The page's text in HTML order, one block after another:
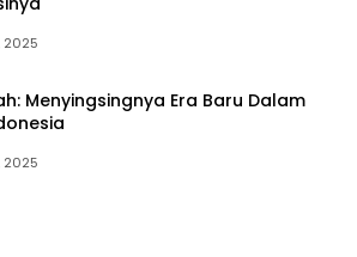
2025
Menyingsingnya Era Baru Dalam
2025